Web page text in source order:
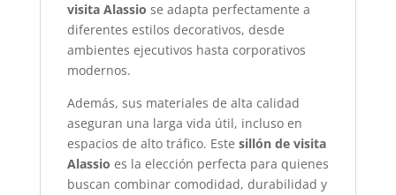
visita Alassio se adapta perfectamente a
diferentes estilos decorativos, desde
ambientes ejecutivos hasta corporativos
modernos.
Además, sus materiales de alta calidad
aseguran una larga vida útil, incluso en
espacios de alto tráfico. Este sillón de visita
Alassio es la elección perfecta para quienes
buscan combinar comodidad, durabilidad y